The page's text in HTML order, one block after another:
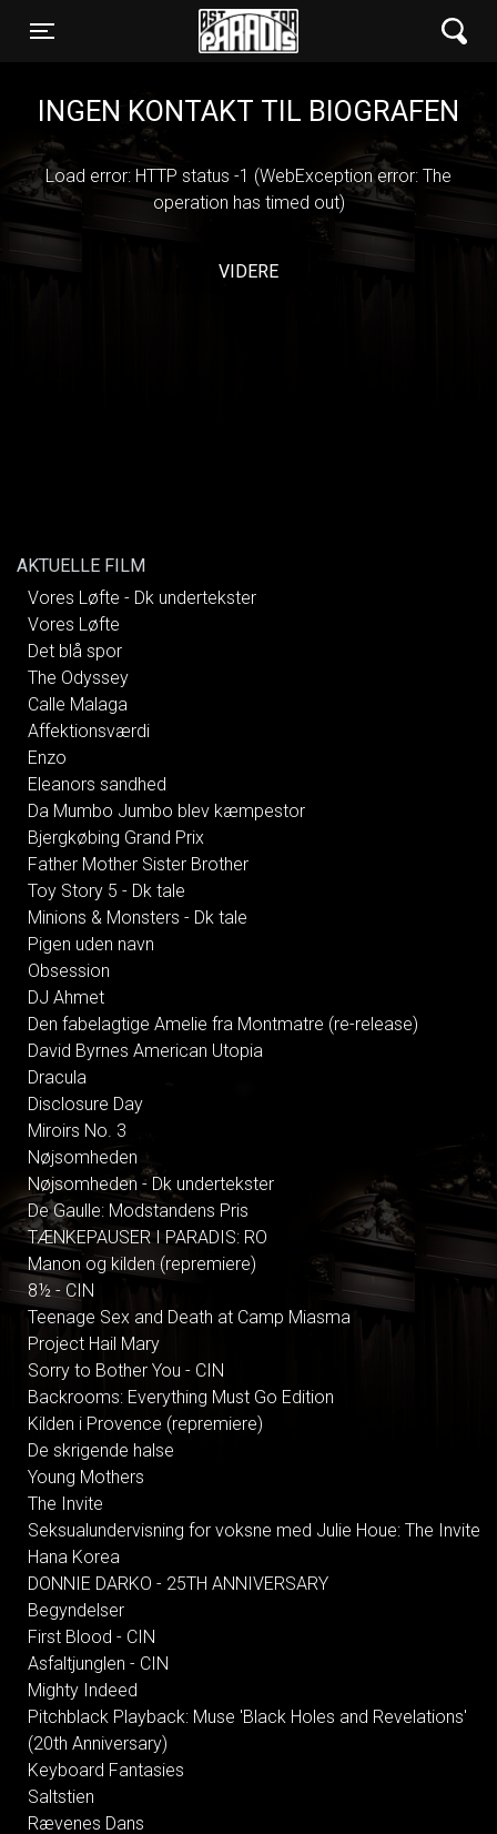
Toggle navigation
Øst for Paradis
INGEN KONTAKT TIL BIOGRAFEN
Load error: HTTP status -1 (WebException error: The
operation has timed out)
VIDERE
AKTUELLE FILM
Vores Løfte - Dk undertekster
Vores Løfte
Det blå spor
The Odyssey
Calle Malaga
Affektionsværdi
Enzo
Eleanors sandhed
Da Mumbo Jumbo blev kæmpestor
Bjergkøbing Grand Prix
Father Mother Sister Brother
Toy Story 5 - Dk tale
Minions & Monsters - Dk tale
Pigen uden navn
Obsession
DJ Ahmet
Den fabelagtige Amelie fra Montmatre (re-release)
David Byrnes American Utopia
Dracula
Disclosure Day
Miroirs No. 3
Nøjsomheden
Nøjsomheden - Dk undertekster
De Gaulle: Modstandens Pris
TÆNKEPAUSER I PARADIS: RO
Manon og kilden (repremiere)
8½ - CIN
Teenage Sex and Death at Camp Miasma
Project Hail Mary
Sorry to Bother You - CIN
Backrooms: Everything Must Go Edition
Kilden i Provence (repremiere)
De skrigende halse
Young Mothers
The Invite
Seksualundervisning for voksne med Julie Houe: The Invite
Hana Korea
DONNIE DARKO - 25TH ANNIVERSARY
Begyndelser
First Blood - CIN
Asfaltjunglen - CIN
Mighty Indeed
Pitchblack Playback: Muse 'Black Holes and Revelations'
(20th Anniversary)
Keyboard Fantasies
Saltstien
Rævenes Dans